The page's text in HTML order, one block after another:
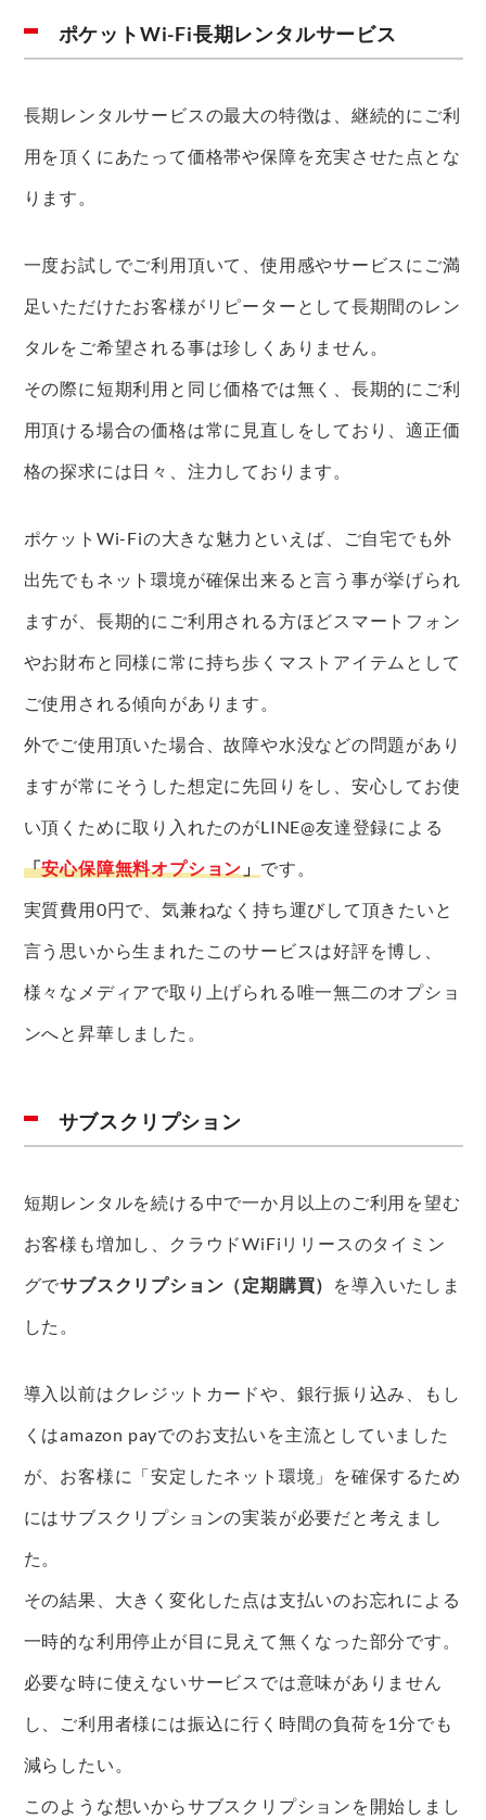
ポケットWi-Fi長期レンタルサービス
長期レンタルサービスの最大の特徴は、継続的にご利
用を頂くにあたって価格帯や保障を充実させた点とな
ります。
一度お試しでご利用頂いて、使用感やサービスにご満
足いただけたお客様がリピーターとして長期間のレン
タルをご希望される事は珍しくありません。
その際に短期利用と同じ価格では無く、長期的にご利
用頂ける場合の価格は常に見直しをしており、適正価
格の探求には日々、注力しております。
ポケットWi-Fiの大きな魅力といえば、ご自宅でも外
出先でもネット環境が確保出来ると言う事が挙げられ
ますが、長期的にご利用される方ほどスマートフォン
やお財布と同様に常に持ち歩くマストアイテムとして
ご使用される傾向があります。
外でご使用頂いた場合、故障や水没などの問題があり
ますが常にそうした想定に先回りをし、安心してお使
い頂くために取り入れたのがLINE@友達登録による
「安心保障無料オプション 」 です。
実質費用0円で、気兼ねなく持ち運びして頂きたいと
言う思いから生まれたこのサービスは好評を博し、
様々なメディアで取り上げられる唯一無二のオプショ
ンへと昇華しました。
サブスクリプション
短期レンタルを続ける中で一か月以上のご利用を望む
お客様も増加し、クラウドWiFiリリースのタイミン
グでサブスクリプション（定期購買） を導入いたしま
した。
導入以前はクレジットカードや、銀行振り込み、もし
くはamazon payでのお支払いを主流としていました
が、お客様に「安定したネット環境」を確保するため
にはサブスクリプションの実装が必要だと考えまし
た。
その結果、大きく変化した点は支払いのお忘れによる
一時的な利用停止が目に見えて無くなった部分です。
必要な時に使えないサービスでは意味がありません
し、ご利用者様には振込に行く時間の負荷を1分でも
減らしたい。
このような想いからサブスクリプションを開始しまし